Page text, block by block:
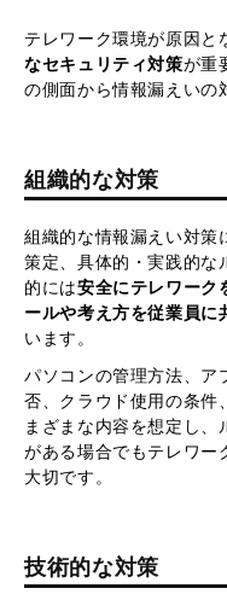
テレワーク環境が原因と
なセキュリティ対策が重
の側面から情報漏えいの
組織的な対策
組織的な情報漏えい対策
策定、具体的・実践的な
的には安全にテレワーク
ールや考え方を従業員に
います。
パソコンの管理方法、ア
否、クラウド使用の条件
まざまな内容を想定し
がある場合でもテレワー
大切です。
技術的な対策